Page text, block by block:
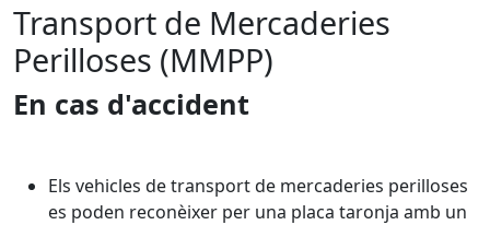
Transport de Mercaderies
Perilloses (MMPP)
En cas d'accident
Els vehicles de transport de mercaderies perilloses
es poden reconèixer per una placa taronja amb un